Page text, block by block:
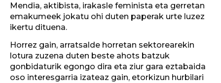
Mendia, aktibista, irakasle feminista eta gerretan
emakumeek jokatu ohi duten paperak urte luzez
ikertu dituena.
Horrez gain, arratsalde horretan sektorearekin
lotura zuzena duten beste ahots batzuk
gonbidaturik egongo dira eta ziur gara eztabaida
oso interesgarria izateaz gain, etorkizun hurbilari